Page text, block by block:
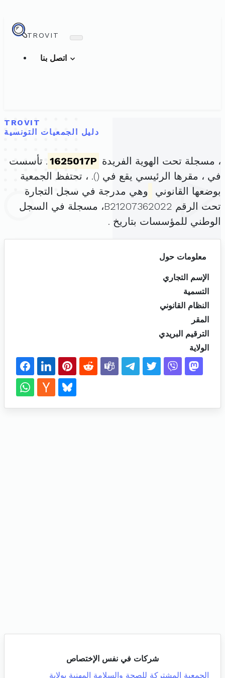
TROVIT
TROVIT
دليل الجمعيات التونسية
، مسجلة تحت الهوية الفريدة 1625017P . تأسست
في ، مقرها الرئيسي يقع في (). ، تحتفظ الجمعية
بوضعها القانوني
وهي مدرجة في سجل التجارة
تحت الرقم B21207362022، مسجلة في السجل
الوطني للمؤسسات بتاريخ .
معلومات حول
الإسم التجاري
التسمية
النظام القانوني
المقر
الترقيم البريدي
الولاية
شركات في نفس الإختصاص
الجمعية المشتركة للصحة والسلامة المهنية بولاية